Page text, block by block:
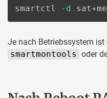
smartctl -d
Je nach Betriebssystem
smartmontools oder